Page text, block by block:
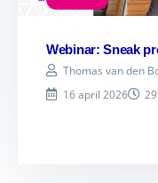
Webinar: Sneak
Thomas van den
16 april 2026